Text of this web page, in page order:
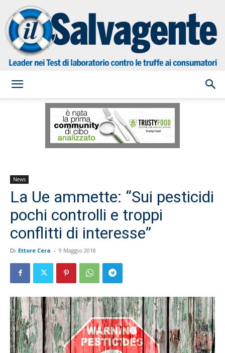
Salvagente
News
La Ue ammette: “Sui pesticidi
pochi controlli e troppi
conflitti di interesse”
Di Ettore Cera - 9 Maggio 2018